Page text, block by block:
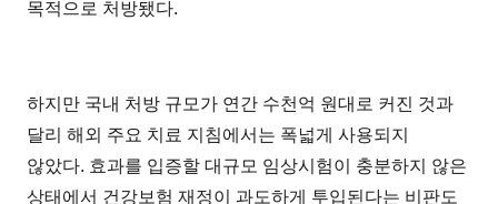
목적으로 처방됐다.
하지만 국내 처방 규모가 연간 수천억 원대로 커진 것과
달리 해외 주요 치료 지침에서는 폭넓게 사용되지
않았다. 효과를 입증할 대규모 임상시험이 충분하지 않은
상태에서 건강보험 재정이 과도하게 투입된다는 비판도